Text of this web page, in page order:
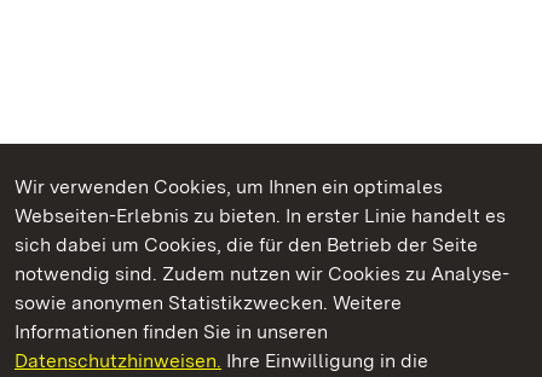
Wir verwenden Cookies, um Ihnen ein optimales
Webseiten-Erlebnis zu bieten. In erster Linie handelt es
sich dabei um Cookies, die für den Betrieb der Seite
notwendig sind. Zudem nutzen wir Cookies zu Analyse-
sowie anonymen Statistikzwecken. Weitere
Informationen finden Sie in unseren
Datenschutzhinweisen. Ihre Einwilligung in die
Kommen. Staunen. Genießen.
Staatliche Schlösser und Gärten Baden‑Württemberg